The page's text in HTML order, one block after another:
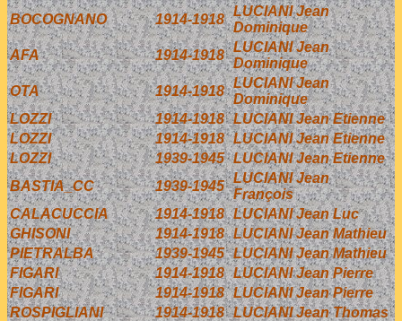
BOCOGNANO
1914-1918
LUCIANI Jean
Dominique
AFA
1914-1918
LUCIANI Jean
Dominique
OTA
1914-1918
LUCIANI Jean
Dominique
LOZZI
1914-1918 LUCIANI Jean Etienne
LOZZI
1914-1918 LUCIANI Jean Etienne
LOZZI
1939-1945 LUCIANI Jean Etienne
BASTIA_CC
1939-1945
LUCIANI Jean
François
CALACUCCIA
1914-1918 LUCIANI Jean Luc
GHISONI
1914-1918 LUCIANI Jean Mathieu
PIETRALBA
1939-1945 LUCIANI Jean Mathieu
FIGARI
1914-1918 LUCIANI Jean Pierre
FIGARI
1914-1918 LUCIANI Jean Pierre
ROSPIGLIANI
1914-1918 LUCIANI Jean Thomas